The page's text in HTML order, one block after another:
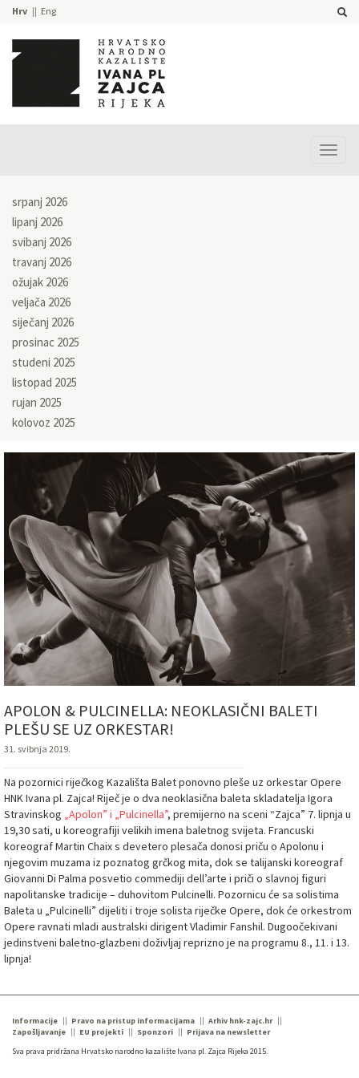
Hrv Eng
srpanj 2026
lipanj 2026
svibanj 2026
travanj 2026
ožujak 2026
veljača 2026
siječanj 2026
prosinac 2025
studeni 2025
listopad 2025
rujan 2025
kolovoz 2025
APOLON & PULCINELLA: NEOKLASIČNI BALETI
PLEŠU SE UZ ORKESTAR!
31. svibnja 2019.
Na pozornici riječkog Kazališta Balet ponovno pleše uz orkestar Opere
HNK Ivana pl. Zajca! Riječ je o dva neoklasična baleta skladatelja Igora
Stravinskog „Apolon” i „Pulcinella”, premijerno na sceni “Zajca” 7. lipnja u
19,30 sati, u koreografiji velikih imena baletnog svijeta. Francuski
koreograf Martin Chaix s devetero plesača donosi priču o Apolonu i
njegovim muzama iz poznatog grčkog mita, dok se talijanski koreograf
Giovanni Di Palma posvetio commediji dell’arte i priči o slavnoj figuri
napolitanske tradicije – duhovitom Pulcinelli. Pozornicu će sa solistima
Baleta u „Pulcinelli” dijeliti i troje solista riječke Opere, dok će orkestrom
Opere ravnati mladi australski dirigent Vladimir Fanshil. Dugoočekivani
jedinstveni baletno-glazbeni doživljaj reprizno je na programu 8., 11. i 13.
lipnja!
Informacije Pravo na pristup informacijama
Arhiv hnk-zajc.hr
Zapošljavanje
EU projekti Sponzori
Prijava na newsletter
Sva prava pridržana Hrvatsko narodno kazalište Ivana pl. Zajca Rijeka 2015.